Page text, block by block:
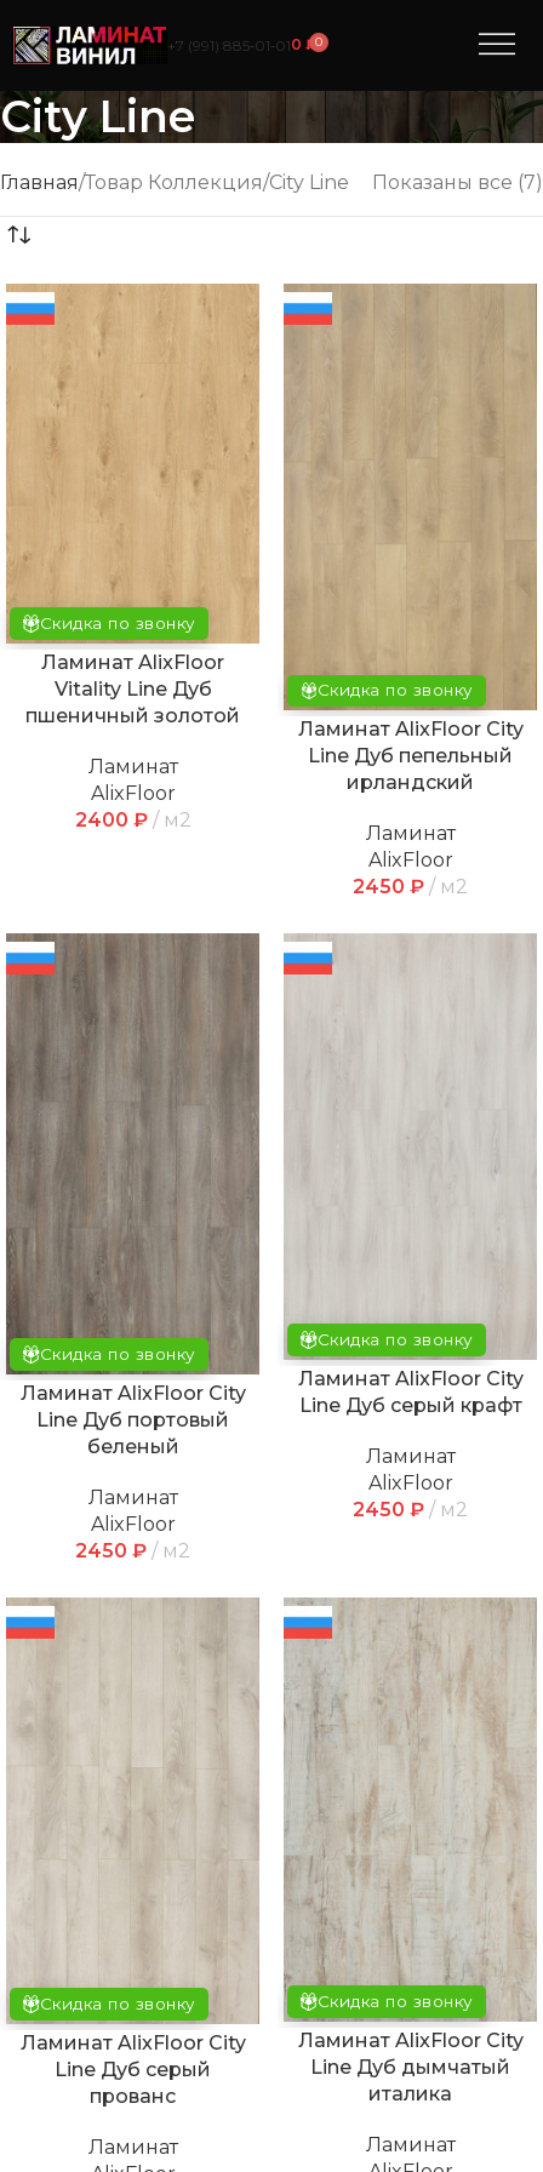
+7 (991) 885‑01‑010₽0
City Line
Главная Товар Коллекция City Line Показаны все (7)
Скидка по звонку
Ламинат AlixFloor
Vitality Line Дуб
пшеничный золотой
Ламинат
AlixFloor
2400 ₽ м2
Скидка по звонку
Ламинат AlixFloor City
Line Дуб пепельный
ирландский
Ламинат
AlixFloor
2450 ₽ м2
Скидка по звонку
Ламинат AlixFloor City
Line Дуб портовый
беленый
Ламинат
AlixFloor
2450 ₽ м2
Скидка по звонку
Ламинат AlixFloor City
Line Дуб серый крафт
Ламинат
AlixFloor
2450 ₽ м2
Скидка по звонку
Ламинат AlixFloor City
Line Дуб серый
прованс
Ламинат
Скидка по звонку
Ламинат AlixFloor City
Line Дуб дымчатый
италика
Ламинат